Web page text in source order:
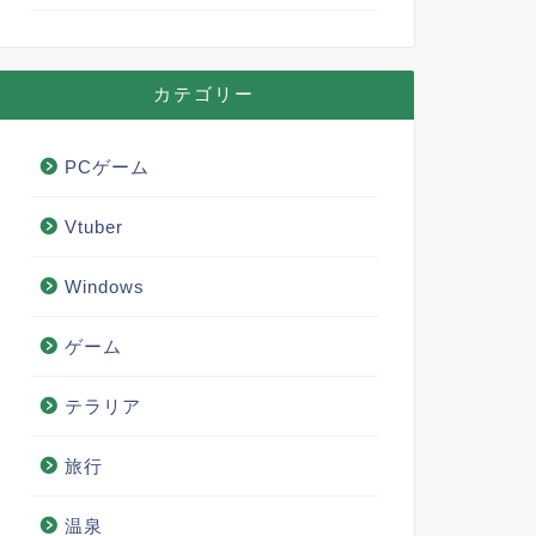
カテゴリー
PCゲーム
Vtuber
Windows
ゲーム
テラリア
旅行
温泉